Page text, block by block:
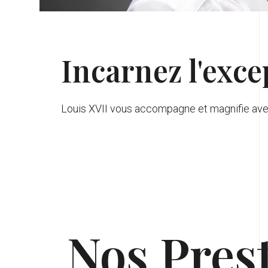
Incarnez
Louis XVII vous accompagne et magnifie
Nos